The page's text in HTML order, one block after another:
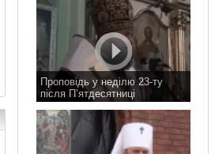
Проповідь у неділю 23-ту
після П’ятдесятниці